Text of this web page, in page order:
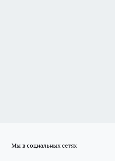
Мы в социальных сетях